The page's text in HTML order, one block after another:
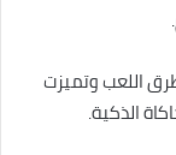
اللعب وتميزت
الذكية.